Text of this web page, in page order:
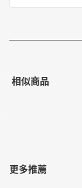
相似商品
更多推薦